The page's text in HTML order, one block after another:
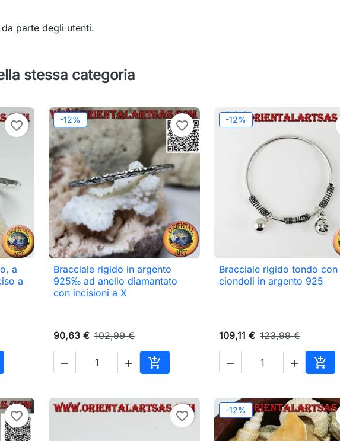
parte degli utenti.
stessa categoria
favorite_border
a
a
al carrello
-12% favorite_border
 Anteprima
Bracciale rigido in argento
925‰ ad anello diamantato
con incisioni a X
90,63 € 102,99 €
  
Aggiungi al carrello
-12%
 Anteprima
Bracciale rigido tondo con
ciondoli in argento 925
109,11 € 123,99 €
  
favorite_border favorite_border -12%